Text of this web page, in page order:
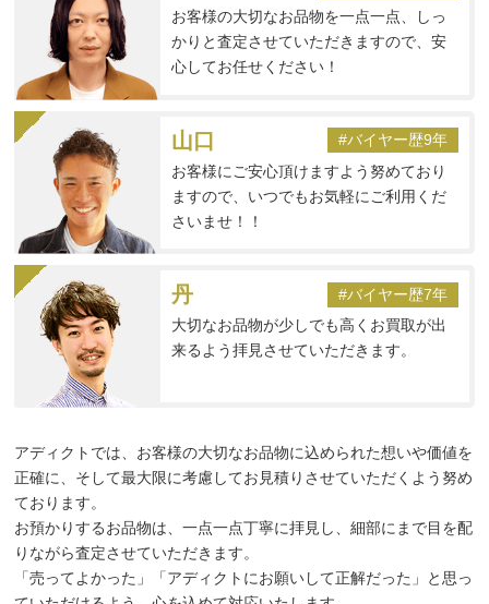
お客様の大切なお品物を一点一点、しっ
かりと査定させていただきますので、安
心してお任せください！
山口
#バイヤー歴9年
お客様にご安心頂けますよう努めており
ますので、いつでもお気軽にご利用くだ
さいませ！！
丹
#バイヤー歴7年
大切なお品物が少しでも高くお買取が出
来るよう拝見させていただきます。
アディクトでは、お客様の大切なお品物に込められた想いや価値を
正確に、そして最大限に考慮してお見積りさせていただくよう努め
ております。
お預かりするお品物は、一点一点丁寧に拝見し、細部にまで目を配
りながら査定させていただきます。
「売ってよかった」「アディクトにお願いして正解だった」と思っ